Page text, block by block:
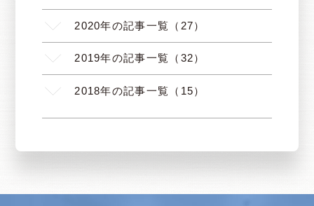
2020年の記事一覧（27）
2019年の記事一覧（32）
2018年の記事一覧（15）